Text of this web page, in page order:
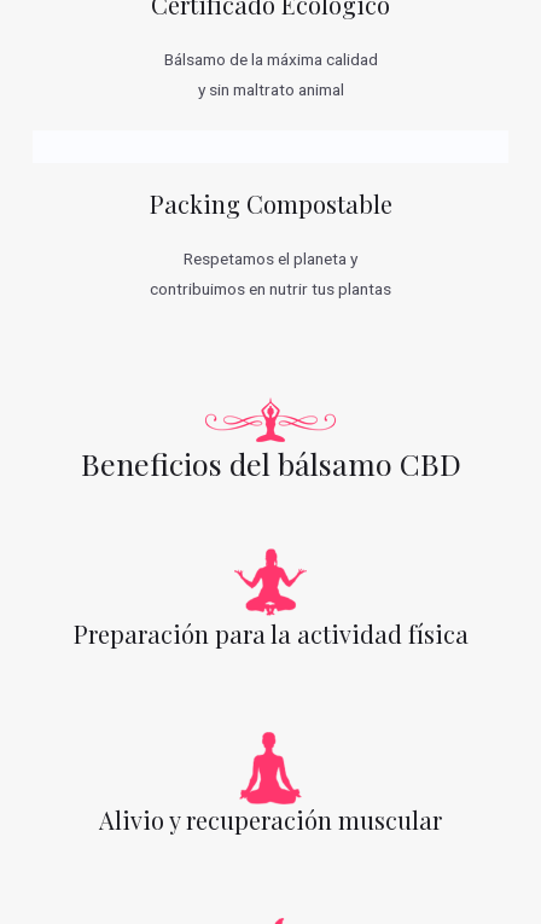
Bálsamo de la máxima calidad
y sin maltrato animal
Packing Compostable
Respetamos el planeta y
contribuimos en nutrir tus plantas
Beneficios del bálsamo CBD
Preparación para la actividad física
Alivio y recuperación muscular